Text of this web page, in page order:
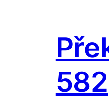
obsah
582